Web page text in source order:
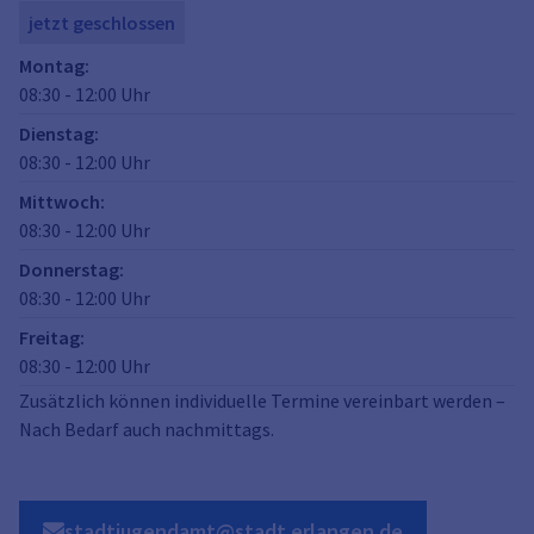
jetzt geschlossen
Montag:
08:30 - 12:00 Uhr
Dienstag:
08:30 - 12:00 Uhr
Mittwoch:
08:30 - 12:00 Uhr
Donnerstag:
08:30 - 12:00 Uhr
Freitag:
08:30 - 12:00 Uhr
Zusätzlich können individuelle Termine vereinbart werden –
Nach Bedarf auch nachmittags.